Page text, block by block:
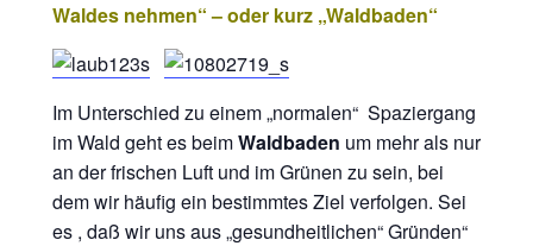
Waldes nehmen“ – oder kurz „Waldbaden“
Im Unterschied zu einem „normalen“ Spaziergang
im Wald geht es beimWaldbaden um mehr als nur
an der frischen Luft und im Grünen zu sein, bei
dem wir häufig ein bestimmtes Ziel verfolgen. Sei
es , daß wir uns aus „gesundheitlichen“ Gründen“